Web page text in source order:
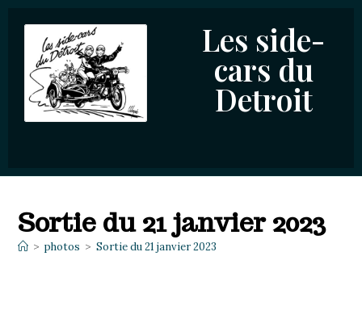
Les side-
cars du
Detroit
Sortie du 21 janvier 2023
> photos > Sortie du 21 janvier 2023